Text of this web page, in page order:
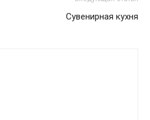
Сувенирная кухня